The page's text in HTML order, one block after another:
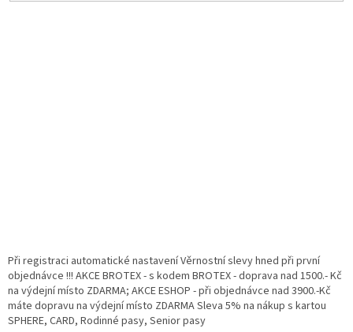
Při registraci automatické nastavení Věrnostní slevy hned při první
objednávce !!! AKCE BROTEX - s kodem BROTEX - doprava nad 1500.- Kč
na výdejní místo ZDARMA; AKCE ESHOP - při objednávce nad 3900.-Kč
máte dopravu na výdejní místo ZDARMA Sleva 5% na nákup s kartou
SPHERE, CARD, Rodinné pasy, Senior pasy